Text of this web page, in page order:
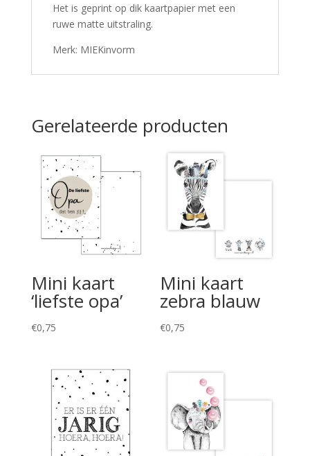
Het is geprint op dik kaartpapier met een
ruwe matte uitstraling.
Merk: MIEKinvorm
Gerelateerde producten
Mini kaart
‘liefste opa’
€0,75
Mini kaart
zebra blauw
€0,75